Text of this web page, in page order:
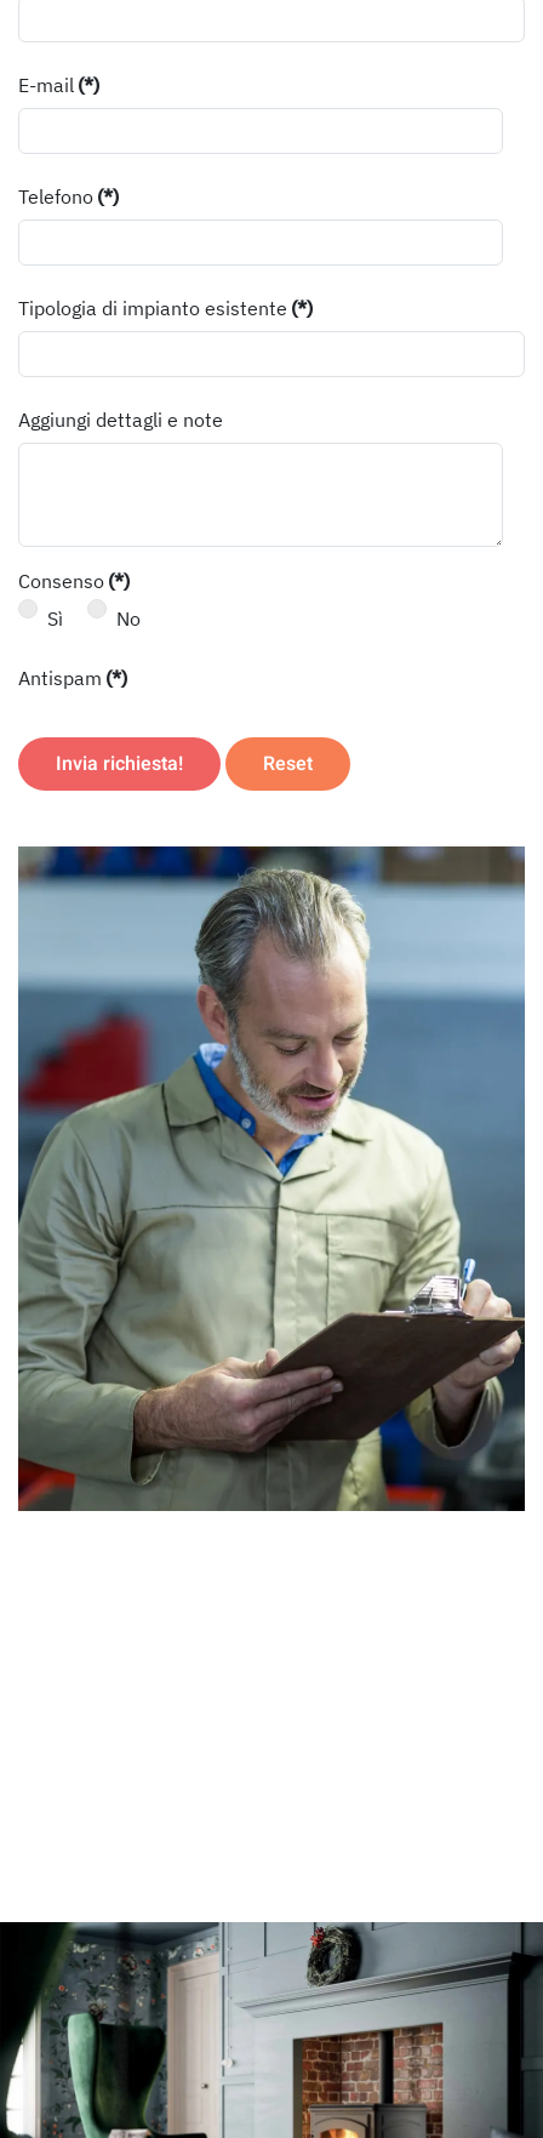
E-mail (*)
Telefono (*)
Tipologia di impianto esistente (*)
Aggiungi dettagli e note
Consenso (*)
Sì
No
Antispam (*)
Invia richiesta! Reset